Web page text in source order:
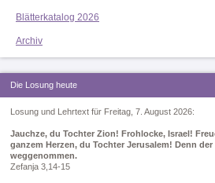
Blätterkatalog 2026
Archiv
Die Losung heute
Losung und Lehrtext für Freitag, 7. August 2026:
Jauchze, du Tochter Zion! Frohlocke, Israel!
ganzem Herzen, du Tochter Jerusalem! Denn der
weggenommen.
Zefanja 3,14-15